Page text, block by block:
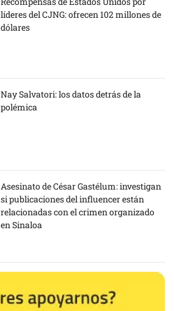
líderes del CJNG: ofrecen 102 millones de
dólares
Nay Salvatori: los datos detrás de la
polémica
Asesinato de César Gastélum: investigan
si publicaciones del influencer están
relacionadas con el crimen organizado
en Sinaloa